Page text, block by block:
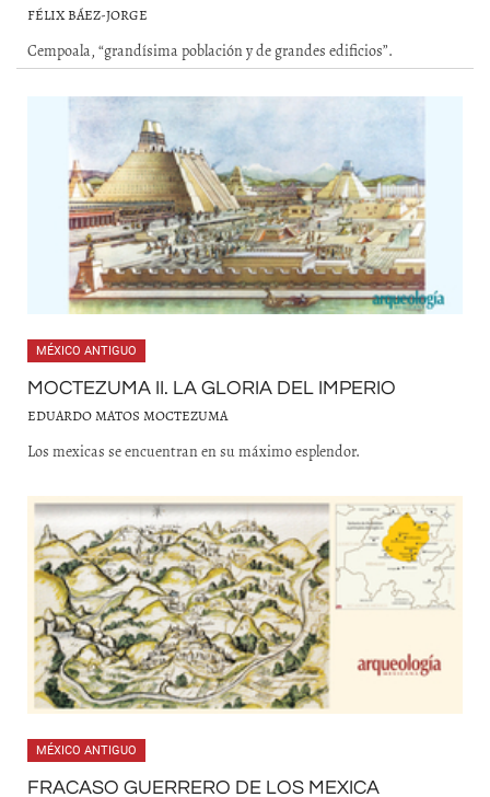
FÉLIX BÁEZ-JORGE
Cempoala, “grandísima población y de grandes edificios”.
MÉXICO ANTIGUO
MOCTEZUMA II. LA GLORIA DEL IMPERIO
EDUARDO MATOS MOCTEZUMA
Los mexicas se encuentran en su máximo esplendor.
MÉXICO ANTIGUO
FRACASO GUERRERO DE LOS MEXICA